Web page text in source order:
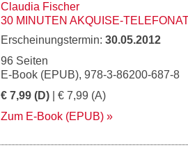
Claudia Fischer
30 MINUTEN AKQUISE-
Erscheinungstermin: 30.05.2012
96 Seiten
E-Book (EPUB), 978-3-86200-687-8
€ 7,99 (D) | € 7,99 (A)
Zum E-Book (EPUB)